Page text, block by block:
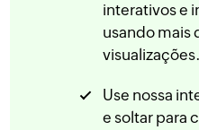
interativos e
usando mais
visualizações.
Use nossa
e soltar para